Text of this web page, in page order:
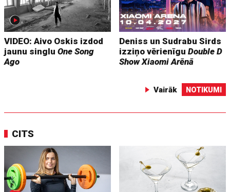
VIDEO: Aivo Oskis izdod
jaunu singluOne Song
Ago
Deniss un Sudrabu Sirds
izziņo vērienīguDouble D
Show Xiaomi Arēnā
Vairāk NOTIKUMI
CITS